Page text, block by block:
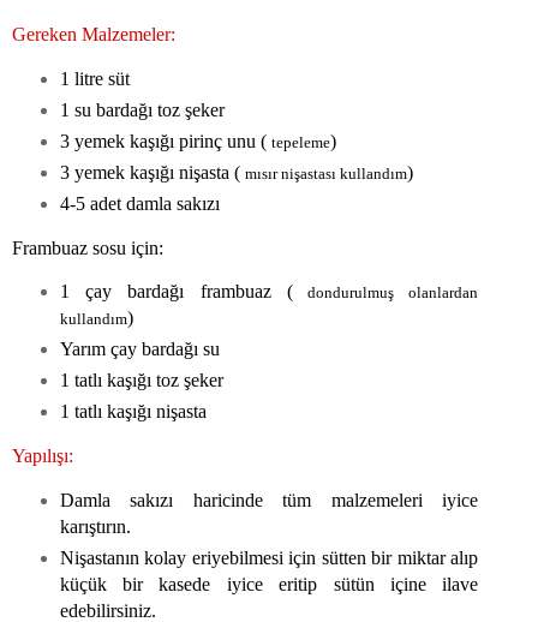
Gereken Malzemeler:
1 litre süt
1 su bardağı toz şeker
3 yemek kaşığı pirinç unu ( tepeleme)
3 yemek kaşığı nişasta ( mısır nişastası kullandım)
4-5 adet damla sakızı
Frambuaz sosu için:
1 çay bardağı frambuaz ( dondurulmuş olanlardan
kullandım)
Yarım çay bardağı su
1 tatlı kaşığı toz şeker
1 tatlı kaşığı nişasta
Yapılışı:
Damla sakızı haricinde tüm malzemeleri iyice
karıştırın.
Nişastanın kolay eriyebilmesi için sütten bir miktar alıp
küçük bir kasede iyice eritip sütün içine ilave
edebilirsiniz.